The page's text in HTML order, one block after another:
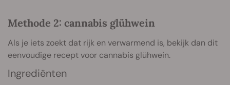
Methode 2: cannabis glühwein
Als je iets zoekt dat rijk en verwarmend is, bekijk dan dit
eenvoudige recept voor cannabis glühwein.
Ingrediënten